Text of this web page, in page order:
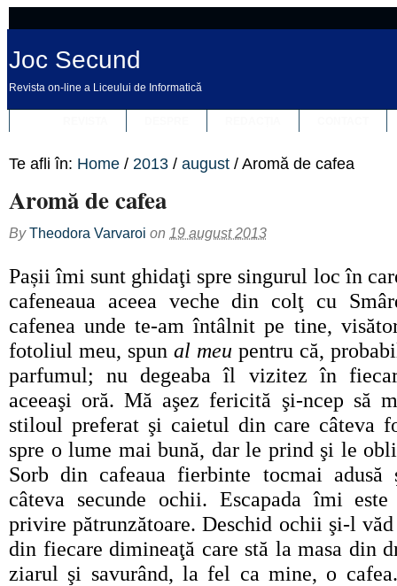
Joc Secund
Revista on-line a Liceului de Informatică
Te afli în: Home / 2013 / august / Aromă de cafea
Aromă de cafea
ByTheodora Varvaroi on 19 august 2013
Pașii îmi sunt ghidaţi spre singurul loc în
cafeneaua aceea veche din colţ cu
cafenea unde te-am întâlnit pe tine,
fotoliul meu, spun al meu pentru că,
parfumul; nu degeaba îl vizitez în
aceeaşi oră. Mă aşez fericită şi-ncep să
stiloul preferat şi caietul din care câteva
spre o lume mai bună, dar le prind şi le
Sorb din cafeaua fierbinte tocmai
câteva secunde ochii. Escapada îmi
privire pătrunzătoare. Deschid ochii şi-l
din fiecare dimineaţă care stă la masa din
ziarul şi savurând, la fel ca mine, o